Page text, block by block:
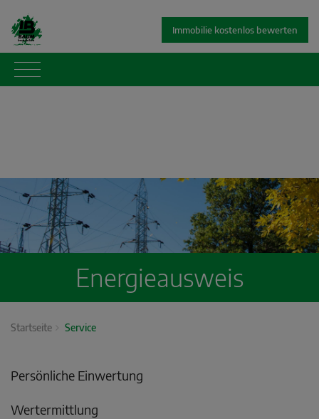
Immobilie kostenlos bewerten
Energieausweis
Startseite Service
Persönliche Einwertung
Wertermittlung